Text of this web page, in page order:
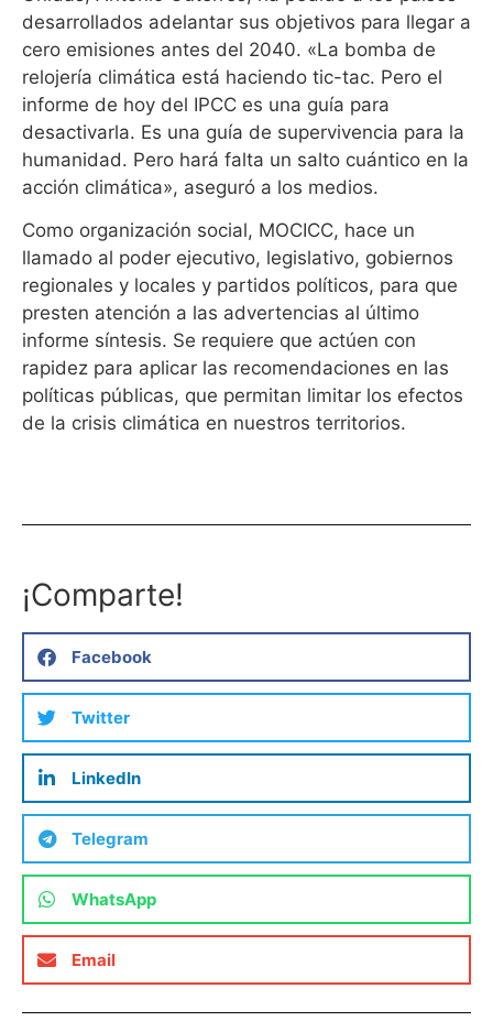
desarrollados adelantar sus objetivos para llegar a
cero emisiones antes del 2040. «La bomba de
relojería climática está haciendo tic-tac. Pero el
informe de hoy del IPCC es una guía para
desactivarla. Es una guía de supervivencia para la
humanidad. Pero hará falta un salto cuántico en la
acción climática», aseguró a los medios.
Como organización social, MOCICC, hace un
llamado al poder ejecutivo, legislativo, gobiernos
regionales y locales y partidos políticos, para que
presten atención a las advertencias al último
informe síntesis. Se requiere que actúen con
rapidez para aplicar las recomendaciones en las
políticas públicas, que permitan limitar los efectos
de la crisis climática en nuestros territorios.
¡Comparte!
Facebook
Twitter
LinkedIn
Telegram
WhatsApp
Email